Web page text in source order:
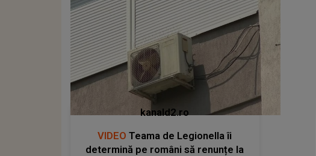
kanald2.ro
VIDEO Teama de Legionella îi
determină pe români să renunțe la